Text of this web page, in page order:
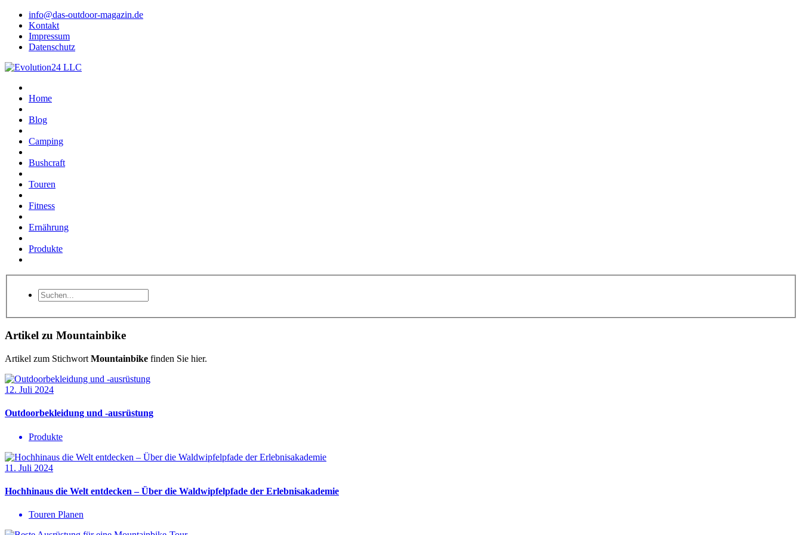
info@das-outdoor-magazin.de
Kontakt
Impressum
Datenschutz
Home
Blog
Camping
Bushcraft
Touren
Fitness
Ernährung
Produkte
Artikel zu Mountainbike
Artikel zum Stichwort Mountainbike finden Sie hier.
12. Juli 2024
Outdoorbekleidung und -ausrüstung
Produkte
11. Juli 2024
Hochhinaus die Welt entdecken – Über die Waldwipfelpfade der Erlebnisakademie
Touren Planen